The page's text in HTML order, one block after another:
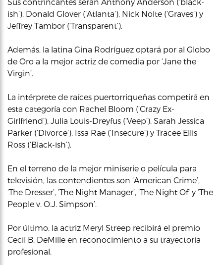
ish’), Donald Glover (‘Atlanta’), Nick Nolte (‘Graves’) y
Jeffrey Tambor (‘Transparent’).
Además, la latina Gina Rodríguez optará por al Globo
de Oro a la mejor actriz de comedia por ‘Jane the
Virgin’.
La intérprete de raíces puertorriqueñas competirá en
esta categoría con Rachel Bloom (‘Crazy Ex-
Girlfriend’), Julia Louis-Dreyfus (‘Veep’), Sarah Jessica
Parker (‘Divorce’), Issa Rae (‘Insecure’) y Tracee Ellis
Ross (‘Black-ish’).
En el terreno de la mejor miniserie o película para
televisión, las contendientes son ‘American Crime’,
‘The Dresser’, ‘The Night Manager’, ‘The Night Of’ y ‘The
People v. O.J. Simpson’.
Por último, la actriz Meryl Streep recibirá el premio
Cecil B. DeMille en reconocimiento a su trayectoria
profesional.